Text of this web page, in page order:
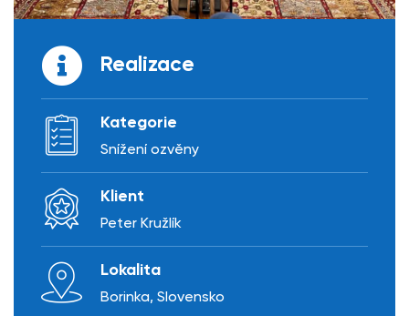
Realizace
Kategorie
Snížení ozvěny
Klient
Peter Kružlík
Lokalita
Borinka, Slovensko